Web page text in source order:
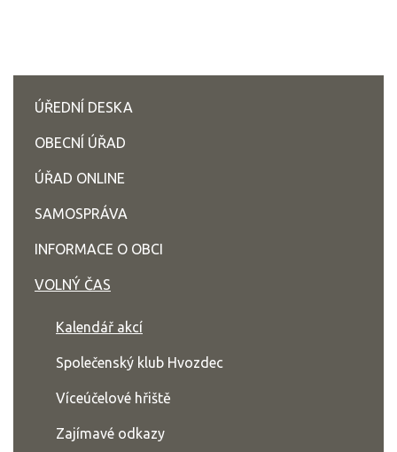
ÚŘEDNÍ DESKA
OBECNÍ ÚŘAD
ÚŘAD ONLINE
SAMOSPRÁVA
INFORMACE O OBCI
VOLNÝ ČAS
Kalendář akcí
Společenský klub Hvozdec
Víceúčelové hřiště
Zajímavé odkazy